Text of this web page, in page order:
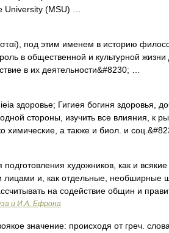
University (MSU) …
под этим именем в историю
в общественной и культурной
в их деятельности&#8230; …
здоровье; Гигиея богиня здоровья,
стороны, изучить все влияния, к
химические, а также и биол. и
художников, как и
и, как отдельные, необширные
на содействие общин и
и И.А. Ефрона
значение: происходя от греч.